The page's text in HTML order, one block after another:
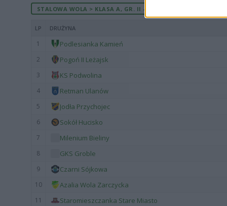
STALOWA WOLA > KLASA A, GR. II - MECZE ROZEGRANE NA
LP DRUŻYNA
1 Podlesianka Kamień
2 Pogoń II Leżajsk
3 KS Podwolina
4 Retman Ulanów
5 Jodła Przychojec
6 Sokół Hucisko
7 Milenium Bieliny
8 GKS Groble
9 Czarni Sójkowa
10 Azalia Wola Zarczycka
11 Staromieszczanka Stare Miasto